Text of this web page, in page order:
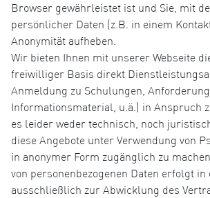
Browser gewährleistet ist und Sie, mit
persönlicher Daten (z.B. in einem
Anonymität aufheben.
Wir bieten Ihnen mit unserer Webseite
freiwilliger Basis direkt
Anmeldung zu Schulungen,
Informationsmaterial, u.ä.) in Anspruch
es leider weder technisch, noch
diese Angebote unter Verwendung von
in anonymer Form zugänglich zu
von personenbezogenen Daten erfolgt in
ausschließlich zur Abwicklung des